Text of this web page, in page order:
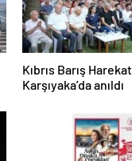
Kıbrıs Barış
Karşıyaka’da anıldı